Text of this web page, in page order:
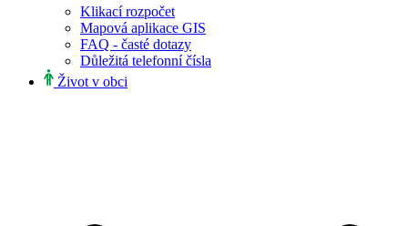
Klikací rozpočet
Mapová aplikace GIS
FAQ - časté dotazy
Důležitá telefonní čísla
Život v obci